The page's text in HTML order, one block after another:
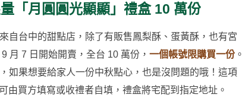
「月圓圓光顯顯」禮盒 10 萬份
自台中的甜點店，除了有販售鳳梨酥、蛋黃酥，也有宮
月 7 日開始開賣，全台 10 萬份， 一個帳號限購買一份 。
如果想要給家人一份中秋點心，也是沒問題的哦！這項
可由買方填寫或收禮者自填，禮盒將宅配到指定地址。